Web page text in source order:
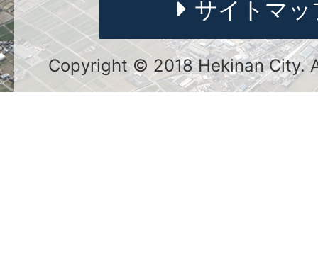
サイトマッ
Copyright © 2018 Hekinan City.